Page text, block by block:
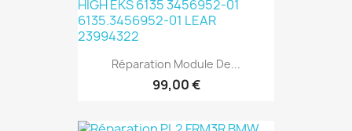
Réparation Module De...
99,00 €